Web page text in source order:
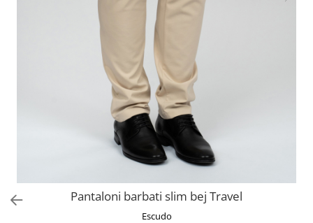
Pantaloni barbati slim bej Travel
Escudo